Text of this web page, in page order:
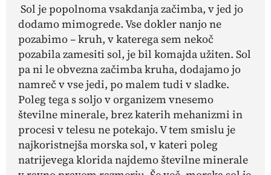
Sol je popolnoma vsakdanja začimba, v jed jo
dodamo mimogrede. Vse dokler nanjo ne
pozabimo – kruh, v katerega sem nekoč
pozabila zamesiti sol, je bil komajda užiten. Sol
pa ni le obvezna začimba kruha, dodajamo jo
namreč v vse jedi, po malem tudi v sladke.
Poleg tega s soljo v organizem vnesemo
številne minerale, brez katerih mehanizmi in
procesi v telesu ne potekajo. V tem smislu je
najkoristnejša morska sol, v kateri poleg
natrijevega klorida najdemo številne minerale